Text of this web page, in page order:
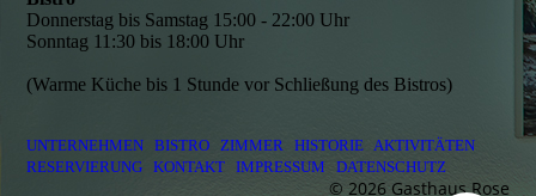
Donnerstag bis Samstag 15:00 - 22:00 Uhr
Sonntag 11:30 bis 18:00 Uhr
(Warme Küche bis 1 Stunde vor Schließung des Bistros)
UNTERNEHMEN BISTRO ZIMMER HISTORIE AKTIVITÄTEN
RESERVIERUNG
KONTAKT IMPRESSUM DATENSCHUTZ
© 2026 Gasthaus Rose